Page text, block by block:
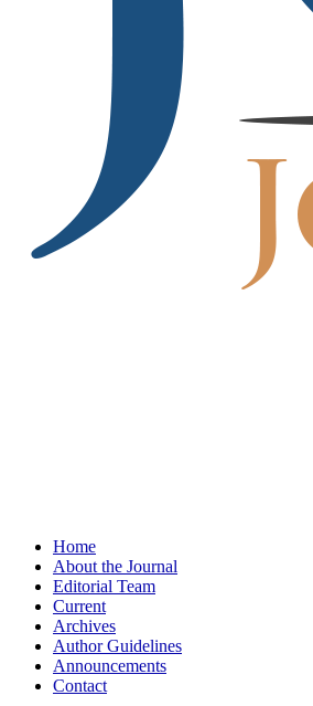
Home
About the Journal
Editorial Team
Current
Archives
Author Guidelines
Announcements
Contact